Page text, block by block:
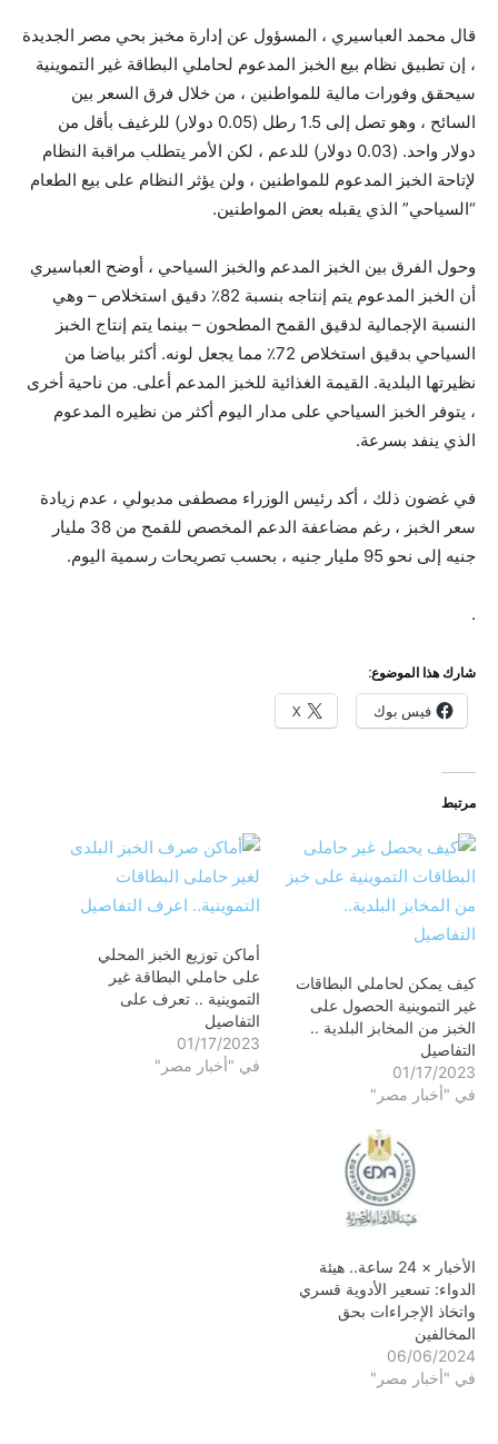
قال محمد العباسيري ، المسؤول عن إدارة مخبز بحي مصر الجديدة
، إن تطبيق نظام بيع الخبز المدعوم لحاملي البطاقة غير التموينية
سيحقق وفورات مالية للمواطنين ، من خلال فرق السعر بين
السائح ، وهو تصل إلى 1.5 رطل (0.05 دولار) للرغيف بأقل من
دولار واحد. (0.03 دولار) للدعم ، لكن الأمر يتطلب مراقبة النظام
لإتاحة الخبز المدعوم للمواطنين ، ولن يؤثر النظام على بيع الطعام
“السياحي” الذي يقبله بعض المواطنين.
وحول الفرق بين الخبز المدعم والخبز السياحي ، أوضح العباسيري
أن الخبز المدعوم يتم إنتاجه بنسبة 82٪ دقيق استخلاص – وهي
النسبة الإجمالية لدقيق القمح المطحون – بينما يتم إنتاج الخبز
السياحي بدقيق استخلاص 72٪ مما يجعل لونه. أكثر بياضا من
نظيرتها البلدية. القيمة الغذائية للخبز المدعم أعلى. من ناحية أخرى
، يتوفر الخبز السياحي على مدار اليوم أكثر من نظيره المدعوم
الذي ينفد بسرعة.
في غضون ذلك ، أكد رئيس الوزراء مصطفى مدبولي ، عدم زيادة
سعر الخبز ، رغم مضاعفة الدعم المخصص للقمح من 38 مليار
جنيه إلى نحو 95 مليار جنيه ، بحسب تصريحات رسمية اليوم.
.
شارك هذا الموضوع:
فيس بوك X
مرتبط
كيف يمكن لحاملي البطاقات
غير التموينية الحصول على
الخبز من المخابز البلدية ..
التفاصيل
01/17/2023
في "أخبار مصر"
أماكن توزيع الخبز المحلي
على حاملي البطاقة غير
التموينية .. تعرف على
التفاصيل
01/17/2023
في "أخبار مصر"
الأخبار × 24 ساعة.. هيئة
الدواء: تسعير الأدوية قسري
واتخاذ الإجراءات بحق
المخالفين
06/06/2024
في "أخبار مصر"